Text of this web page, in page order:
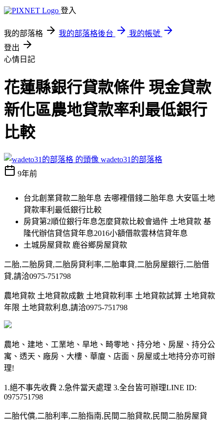
登入
我的部落格 我的部落格後台
我的帳號
登出
心情日記
花蓮縣銀行貸款條件 現金貸款
新化區農地貸款率利最低銀行
比較
wadeto31的部落格
9年前
台北創業貸款二胎年息 去哪裡借錢二胎年息 大安區土地
貸款率利最低銀行比較
房貸第2順位銀行年息怎麼貸款比較會過件 土地貸款 基
隆代辦信貸信貸年息2016小額借款雲林信貸年息
土城房屋貸款 鹿谷鄉房屋貸款
二胎,二胎房貸,二胎房貸利率,二胎車貸,二胎房屋銀行,二胎借
貸,請洽0975-751798
農地貸款 土地貸款成數 土地貸款利率 土地貸款試算 土地貸款
年限 土地貸款利息,請洽0975-751798
農地、建地、工業地、旱地、畸零地、持分地、房屋、持分公
寓、透天、廠房、大樓、華廈、店面、房屋或土地持分亦可辦
理!
1.絕不事先收費 2.急件當天處理 3.全台皆可辦理LINE ID:
0975751798
二胎代償,二胎利率,二胎指南,民間二胎貸款,民間二胎房屋貸